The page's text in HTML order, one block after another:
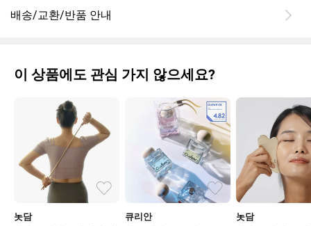
배송/교환/반품 안내
이 상품에도 관심 가지 않으세요?
놋담 큐리안 놋담